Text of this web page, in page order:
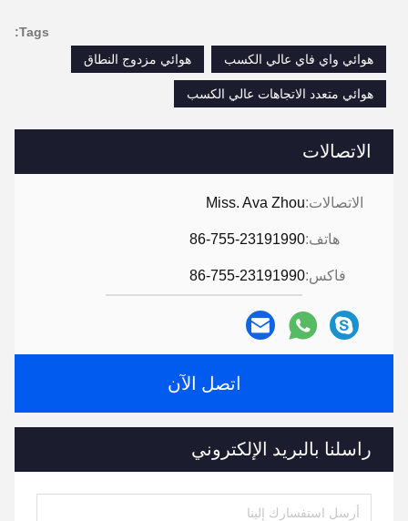
الاتصالات
الاتصالات:Miss. Ava Zhou
هاتف:86-755-23191990
فاكس:86-755-23191990
اتصل الآن
راسلنا بالبريد الإلكتروني
Tags:
هوائي واي فاي عالي الكسب
هوائي مزدوج النطاق
هوائي متعدد الاتجاهات عالي الكسب